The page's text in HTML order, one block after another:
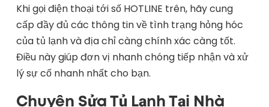
Khi gọi điện thoại tới số HOTLINE trên, hãy cung
cấp đầy đủ các thông tin về tình trạng hỏng hóc
của tủ lạnh và địa chỉ càng chính xác càng tốt.
Điều này giúp đơn vị nhanh chóng tiếp nhận và xử
lý sự cố nhanh nhất cho bạn.
Chuyên Sửa Tủ Lạnh Tại Nhà